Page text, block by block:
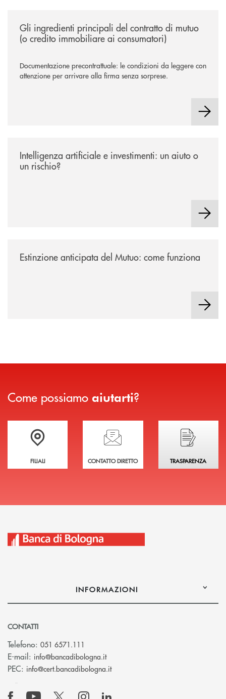
Gli ingredienti principali del contratto di mutuo
(o credito immobiliare ai consumatori)
Documentazione precontrattuale: le condizioni da leggere con
attenzione per arrivare alla firma senza sorprese.
Intelligenza artificiale e investimenti: un aiuto o
un rischio?
Estinzione anticipata del Mutuo: come funziona
Come possiamo aiutarti?
Trova la filiale più vicina a te
FILIALI
Hai bisogno di assistenza immediata?
CONTATTO DIRETTO
Hai bisogno di
TRASPARENZA
INFORMAZIONI
CONTATTI
Telefono: 051 6571.111
E-mail: info@bancadibologna.it(si apre l’app di posta elettronica)
PEC: info@cert.bancadibologna.it(si apre l’app di posta